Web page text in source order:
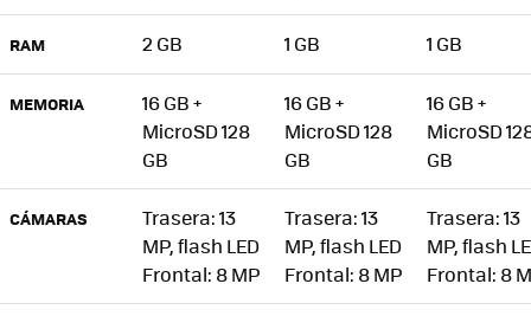
RAM 2 GB 1 GB 1 GB
MEMORIA
16 GB +
MicroSD 128
GB
16 GB +
MicroSD 128
GB
16 GB +
MicroSD
GB
CÁMARAS
Trasera: 13
MP, flash LED
Frontal: 8 MP
Trasera: 13
MP, flash LED
Frontal: 8 MP
Trasera: 13
MP, flash
Frontal: 8